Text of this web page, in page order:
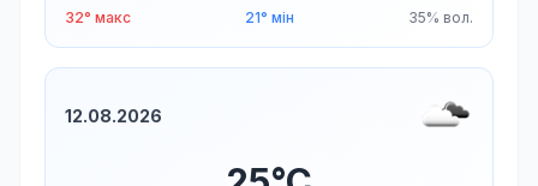
32° макс 21° мін 35% вол.
12.08.2026